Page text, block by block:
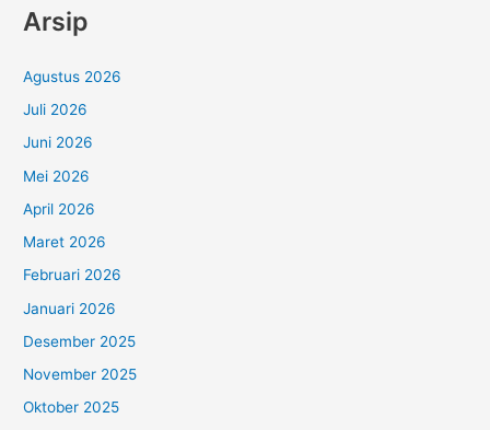
Arsip
Agustus 2026
Juli 2026
Juni 2026
Mei 2026
April 2026
Maret 2026
Februari 2026
Januari 2026
Desember 2025
November 2025
Oktober 2025